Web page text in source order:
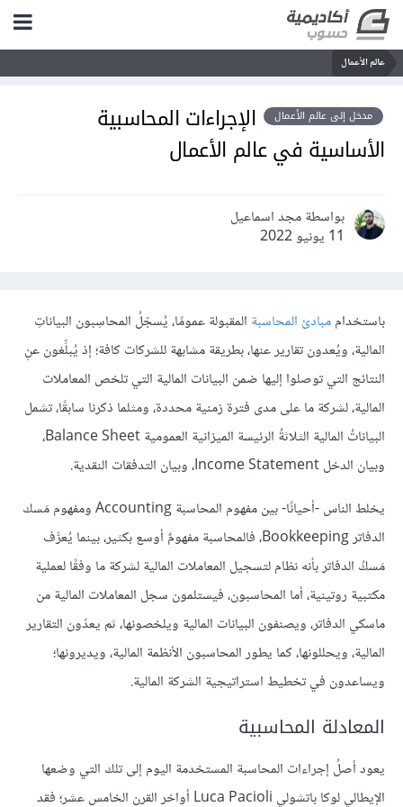
عالم الأعمال
مدخل إلى عالم الأعمال
الإجراءات المحاسبية
الأساسية في عالم الأعمال
بواسطة مجد اسماعيل
11 يونيو 2022
باستخداممبادئ المحاسبة المقبولة عمومًا، يُسجّلُ المحاسِبون البياناتِ
المالية، ويُعدون تقارير عنها، بطريقة مشابهة للشركات كافة؛ إذ يُبلِّغون عنِ
النتائج التي توصلوا إليها ضمن البيانات المالية التي تلخص المعاملات
المالية، لشركة ما على مدى فترة زمنية محددة، ومثلما ذكرنا سابقًا، تشمل
البياناتُ المالية الثلاثةُ الرئيسة الميزانية العمومية Balance Sheet،
وبيان الدخل Income Statement، وبيان التدفقات النقدية.
يخلط الناس -أحيانًا- بين مفهوم المحاسبة Accounting ومفهوم مَسك
الدفاتر Bookkeeping، فالمحاسبة مفهومٌ أوسع بكثير، بينما يُعرَّف
مَسكُ الدفاتر بأنه نظام لتسجيل المعاملات المالية لشركة ما وفقًا لعملية
مكتبية روتينية، أما المحاسبون، فيستلمون سجل المعاملات المالية من
ماسكي الدفاتر، ويصنفون البيانات المالية ويلخصونها، ثم يعدّون التقارير
المالية، ويحللونها، كما يطور المحاسبون الأنظمة المالية، ويديرونها؛
ويساعدون في تخطيط استراتيجية الشركة المالية.
المعادلة المحاسبية
يعود أصلُ إجراءات المحاسبة المستخدمة اليوم إلى تلك التي وضعها
الإيطالي لوكا باتشولي Luca Pacioli أواخر القرن الخامس عشر؛ فقد